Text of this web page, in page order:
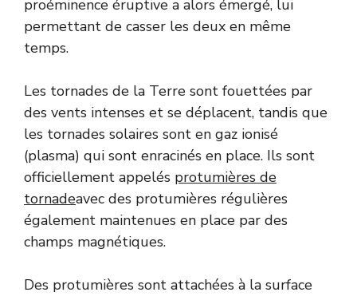
proéminence éruptive a alors émergé, lui
permettant de casser les deux en même
temps.
Les tornades de la Terre sont fouettées par
des vents intenses et se déplacent, tandis que
les tornades solaires sont en gaz ionisé
(plasma) qui sont enracinés en place. Ils sont
officiellement appelés protumières de
tornadeavec des protumières régulières
également maintenues en place par des
champs magnétiques.
Des protumières sont attachées à la surface